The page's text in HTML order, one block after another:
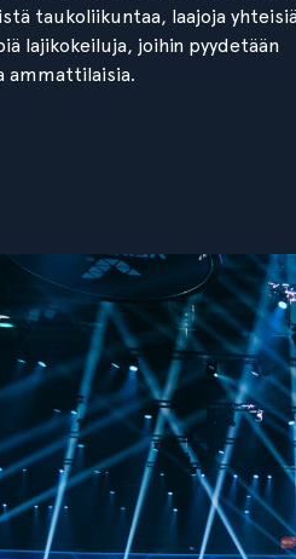
taukoliikuntaa, laajoja yhteisiä
lajikokeiluja, joihin pyydetään
ammattilaisia.